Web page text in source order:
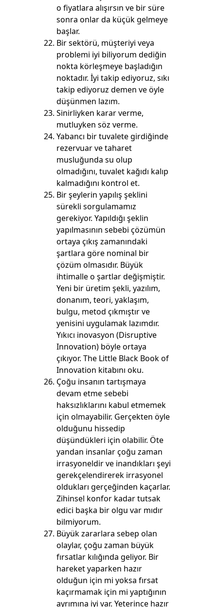
o fiyatlara alışırsın ve bir süre
sonra onlar da küçük gelmeye
başlar.
Bir sektörü, müşteriyi veya
problemi iyi biliyorum dediğin
nokta körleşmeye başladığın
noktadır. İyi takip ediyoruz, sıkı
takip ediyoruz demen ve öyle
düşünmen lazım.
Sinirliyken karar verme,
mutluyken söz verme.
Yabancı bir tuvalete girdiğinde
rezervuar ve taharet
musluğunda su olup
olmadığını, tuvalet kağıdı kalıp
kalmadığını kontrol et.
Bir şeylerin yapılış şeklini
sürekli sorgulamamız
gerekiyor. Yapıldığı şeklin
yapılmasının sebebi çözümün
ortaya çıkış zamanındaki
şartlara göre nominal bir
çözüm olmasıdır. Büyük
ihtimalle o şartlar değişmiştir.
Yeni bir üretim şekli, yazılım,
donanım, teori, yaklaşım,
bulgu, metod çıkmıştır ve
yenisini uygulamak lazımdır.
Yıkıcı inovasyon (Disruptive
Innovation) böyle ortaya
çıkıyor. The Little Black Book of
Innovation kitabını oku.
Çoğu insanın tartışmaya
devam etme sebebi
haksızlıklarını kabul etmemek
için olmayabilir. Gerçekten öyle
olduğunu hissedip
düşündükleri için olabilir. Öte
yandan insanlar çoğu zaman
irrasyoneldir ve inandıkları şeyi
gerekçelendirerek irrasyonel
oldukları gerçeğinden kaçarlar.
Zihinsel konfor kadar tutsak
edici başka bir olgu var mıdır
bilmiyorum.
Büyük zararlara sebep olan
olaylar, çoğu zaman büyük
fırsatlar kılığında geliyor. Bir
hareket yaparken hazır
olduğun için mi yoksa fırsat
kaçırmamak için mi yaptığının
ayrımına iyi var. Yeterince hazır